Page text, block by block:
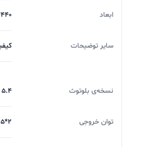
ابعاد ۴۴۰*۸۵*۸۷ میلی‌متر
سایر توضیحات
نسخه‌ی بلوتوث ۵.۴
توان خروجی ۲*۵ وات